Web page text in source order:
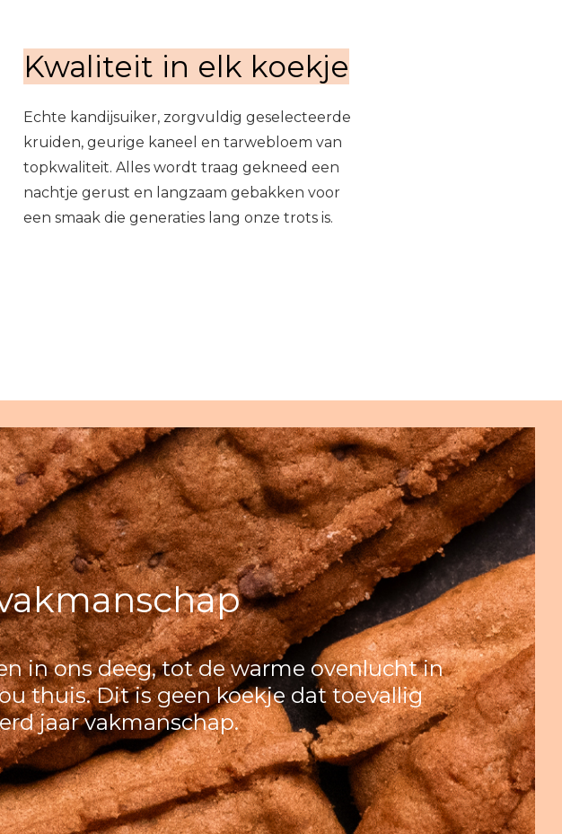
Kwaliteit in elk koekje
Echte kandijsuiker, zorgvuldig geselecteerde
kruiden, geurige kaneel en tarwebloem van
topkwaliteit. Alles wordt traag gekneed een
nachtje gerust en langzaam gebakken voor
een smaak die generaties lang onze trots is.
in ons deeg, tot de warme ovenlucht in
thuis. Dit is geen koekje dat toevallig
jaar vakmanschap.